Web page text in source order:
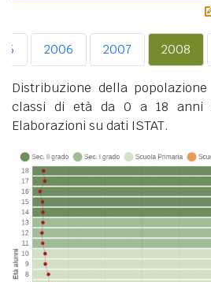
2006 2007 2008
Distribuzione della
classi di età da 0 a 18 anni
Elaborazioni su dati ISTAT.